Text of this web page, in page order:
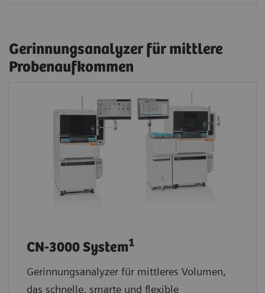
Gerinnungsanalyzer für mittlere
Probenaufkommen
CN-3000 System1
Gerinnungsanalyzer für mittleres Volumen,
das schnelle, smarte und flexible